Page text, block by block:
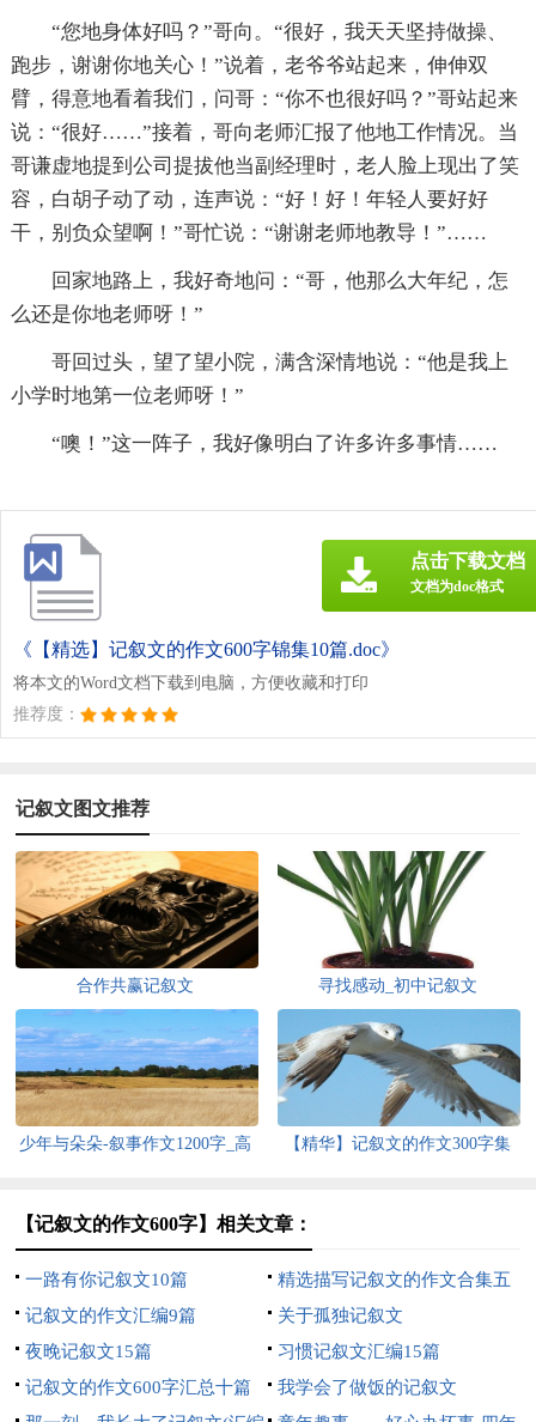
“您地身体好吗？”哥向。“很好，我天天坚持做操、
跑步，谢谢你地关心！”说着，老爷爷站起来，伸伸双
臂，得意地看着我们，问哥：“你不也很好吗？”哥站起来
说：“很好……”接着，哥向老师汇报了他地工作情况。当
哥谦虚地提到公司提拔他当副经理时，老人脸上现出了笑
容，白胡子动了动，连声说：“好！好！年轻人要好好
干，别负众望啊！”哥忙说：“谢谢老师地教导！”……
回家地路上，我好奇地问：“哥，他那么大年纪，怎
么还是你地老师呀！”
哥回过头，望了望小院，满含深情地说：“他是我上
小学时地第一位老师呀！”
“噢！”这一阵子，我好像明白了许多许多事情……
《【精选】记叙文的作文600字锦集10篇.doc》
将本文的Word文档下载到电脑，方便收藏和打印
推荐度：
点击下载文档
文档为doc格式
记叙文图文推荐
合作共赢记叙文 寻找感动_初中记叙文
少年与朵朵-叙事作文1200字_高
【精华】记叙文的作文300字集
【记叙文的作文600字】相关文章：
一路有你记叙文10篇
精选描写记叙文的作文合集五
篇
记叙文的作文汇编9篇
关于孤独记叙文
夜晚记叙文15篇
习惯记叙文汇编15篇
记叙文的作文600字汇总十篇
我学会了做饭的记叙文